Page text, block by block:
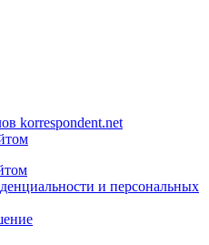
korrespondent.net
и персональных